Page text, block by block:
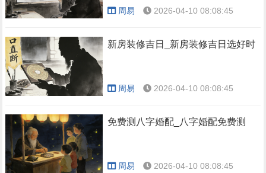
周易 2026-04-10 08:08:45
新房装修吉日_新房装修吉日选好时
周易 2026-04-10 08:08:45
免费测八字婚配_八字婚配免费测
周易 2026-04-10 08:08:45